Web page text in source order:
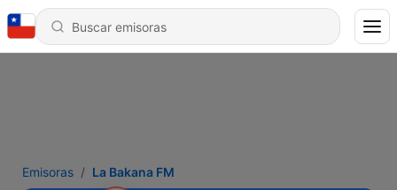
Emisoras La Bakana FM